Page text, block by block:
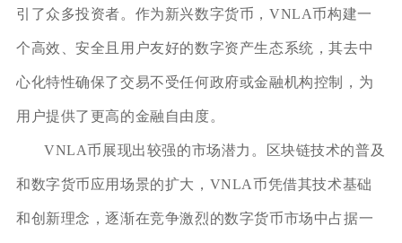
引了众多投资者。作为新兴数字货币，VNLA币构建一
个高效、安全且用户友好的数字资产生态系统，其去中
心化特性确保了交易不受任何政府或金融机构控制，为
用户提供了更高的金融自由度。
VNLA币展现出较强的市场潜力。区块链技术的普及
和数字货币应用场景的扩大，VNLA币凭借其技术基础
和创新理念，逐渐在竞争激烈的数字货币市场中占据一